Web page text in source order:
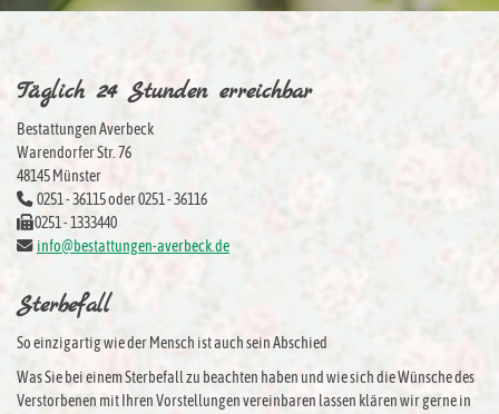
Täglich 24 Stunden erreichbar
Bestattungen Averbeck
Warendorfer Str. 76
48145 Münster
0251 - 36115 oder 0251 - 36116
0251 - 1333440
info@bestattungen-averbeck.de
Sterbefall
So einzigartig wie der Mensch ist auch sein Abschied
Was Sie bei einem Sterbefall zu beachten haben und wie sich die Wünsche des
Verstorbenen mit Ihren Vorstellungen vereinbaren lassen klären wir gerne in